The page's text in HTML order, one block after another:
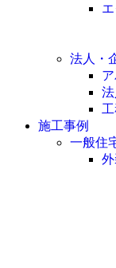
法人・
施工事例
一般住